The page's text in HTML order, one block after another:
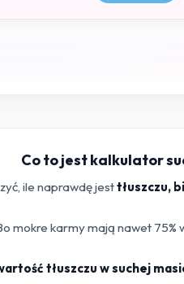
Co to jest kalkulator
ile naprawdę jesttłuszczu,
mokre karmy mają nawet
tłuszczu w suchej